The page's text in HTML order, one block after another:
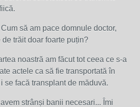
să am pace domnule doctor,
trăit doar foarte puțin?
noastră am făcut tot ceea ce s-a
actele ca să fie transportată în
se facă transplant de măduvă.
strânși banii necesari... Îmi